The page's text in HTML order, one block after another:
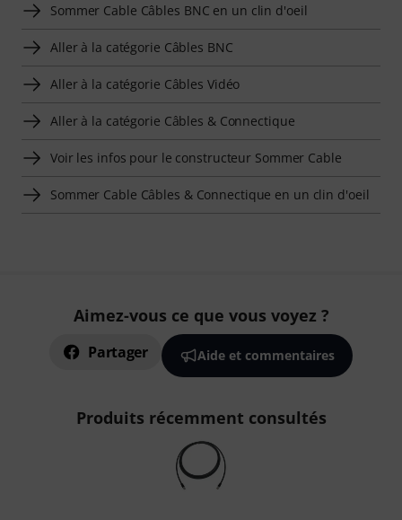
Sommer Cable Câbles BNC en un clin d'oeil
Aller à la catégorie Câbles BNC
Aller à la catégorie Câbles Vidéo
Aller à la catégorie Câbles & Connectique
Voir les infos pour le constructeur Sommer Cable
Sommer Cable Câbles & Connectique en un clin d'oeil
Aimez-vous ce que vous voyez ?
Partager Aide et commentaires
Produits récemment consultés